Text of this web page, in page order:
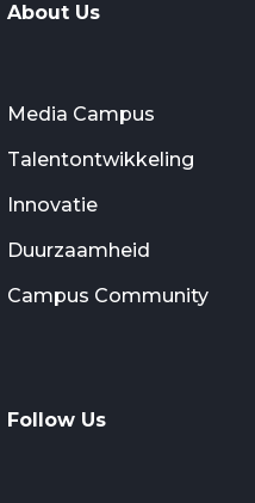
About Us
Media Campus
Talentontwikkeling
Innovatie
Duurzaamheid
Campus Community
Follow Us